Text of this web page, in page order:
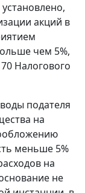
акций в
чем 5%,
Налогового
подателя
на
меньше 5%
на
не